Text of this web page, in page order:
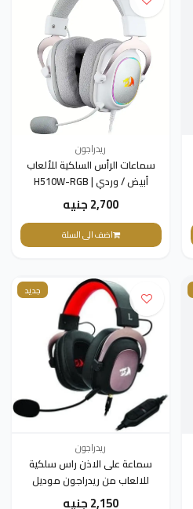
ريدراجون
سماعات الرأس السلكية للألعاب
أبيض / وردي | H510W-RGB
2,700 جنيه
اضف الى السلة
جديد
ريدراجون
سماعة على الاذن راس سلكية
للالعاب من ريدراجون موديل
2,150 جنيه